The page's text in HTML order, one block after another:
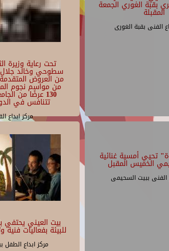
تحت رعاية وزيرة
سطوحي وخالد جلال
من العروض المتقدمة
من مواسم نجوم
130 عرضًا من
تتنافس في
مركز ابداع
بقبة الغوري الجمعة
المقبلة
الفنى بقبة الغورى
بيت العيني يحتفي
للبيئة بفعاليات
مركز ابداع الطفل
تحيي أمسية غنائية
الخميس المقبل
الفنى ببيت السحيمى